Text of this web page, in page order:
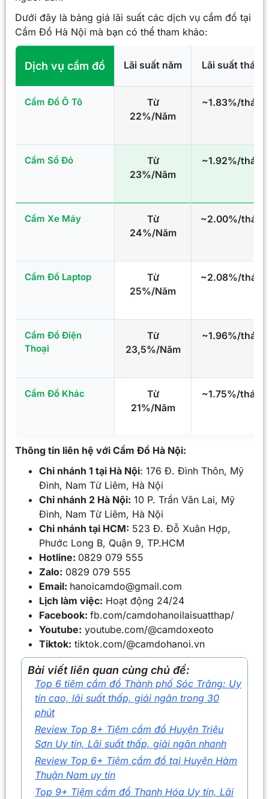
Dưới đây là bảng giá lãi suất các dịch vụ cầm đồ tại
Cầm Đồ Hà Nội mà bạn có thể tham khảo:
Dịch vụ cầm đồ Lãi suất năm Lãi suất tháng
Cầm Đồ Ô Tô
Từ
22%/Năm
~1.83%/tháng
Cầm Sổ Đỏ
Từ
23%/Năm
~1.92%/tháng
Cầm Xe Máy
Từ
24%/Năm
~2.00%/tháng
Cầm Đồ Laptop
Từ
25%/Năm
~2.08%/tháng
Cầm Đồ Điện
Thoại
Từ
23,5%/Năm
~1.96%/tháng
Cầm Đồ Khác
Từ
21%/Năm
~1.75%/tháng
Thông tin liên hệ với Cầm Đồ Hà Nội:
Chi nhánh 1 tại Hà Nội: 176 Đ. Đình Thôn, Mỹ
Đình, Nam Từ Liêm, Hà Nội
Chi nhánh 2 Hà Nội: 10 P. Trần Văn Lai, Mỹ
Đình, Nam Từ Liêm, Hà Nội
Chi nhánh tại HCM: 523 Đ. Đỗ Xuân Hợp,
Phước Long B, Quận 9, TP.HCM
Hotline: 0829 079 555
Zalo: 0829 079 555
Email: hanoicamdo@gmail.com
Lịch làm việc: Hoạt động 24/24
Facebook: fb.com/camdohanoilaisuatthap/
Youtube: youtube.com/@camdoxeoto
Tiktok: tiktok.com/@camdohanoi.vn
Bài viết liên quan cùng chủ đề:
Top 6 tiệm cầm đồ Thành phố Sóc Trăng: Uy
tín cao, lãi suất thấp, giải ngân trong 30
phút
Review Top 8+ Tiệm cầm đồ Huyện Triệu
Sơn Uy tín, Lãi suất thấp, giải ngân nhanh
Review Top 6+ Tiệm cầm đồ tại Huyện Hàm
Thuận Nam uy tín
Top 9+ Tiệm cầm đồ Thanh Hóa Uy tín, Lãi